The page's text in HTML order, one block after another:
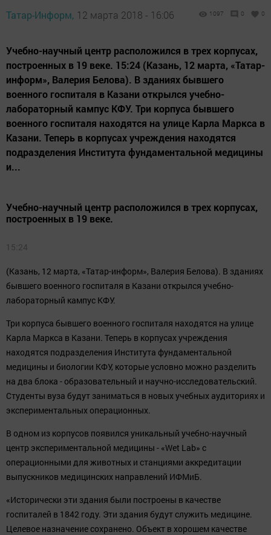
Татар-Информ, 12 марта 2018 - 16:06 1097 0 0
Учебно-научный центр расположился в трех корпусах,
построенных в 19 веке. 15:24 (Казань, 12 марта, «Татар-
информ», Валерия Белова). В зданиях бывшего
военного госпиталя в Казани открылся учебно-
лабораторный кампус КФУ. Три корпуса бывшего
военного госпиталя находятся на улице Карла Маркса в
Казани. Теперь в корпусах учреждения находятся
подразделения Института фундаментальной медицины
и...
Учебно-научный центр расположился в трех корпусах,
построенных в 19 веке.
15:24
(Казань, 12 марта, «Татар-информ», Валерия Белова). В зданиях
бывшего военного госпиталя в Казани открылся учебно-
лабораторный кампус КФУ.
Три корпуса бывшего военного госпиталя находятся на улице
Карла Маркса в Казани. Теперь в корпусах учреждения
находятся подразделения Института фундаментальной
медицины и биологии КФУ, которые условно можно разделить
на два блока - образовательный и научно-исследовательский.
Студенты вуза будут заниматься в новых учебных аудиториях и
экспериментальных операционных.
В одном из корпусов появился уникальный учебно-научный
центр экспериментальной медицины - «Wet Lab» с
операционными для животных и станциями аккредитации
выпускников медицинских направлений ИФМиБ.
«Исторически эти здания были построены в качестве
госпиталей в 1842 году. Эти здания будут служить медицине.
Целевое назначение сохранено. Объект в хорошем качестве